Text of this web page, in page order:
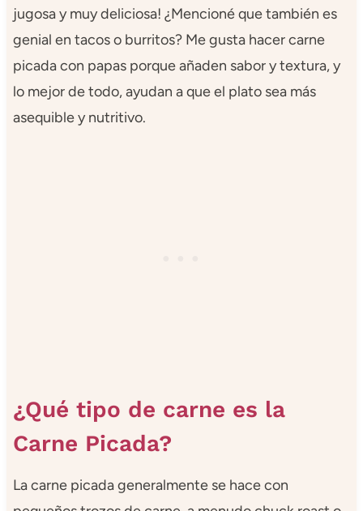
jugosa y muy deliciosa! ¿Mencioné que también es
genial en tacos o burritos? Me gusta hacer carne
picada con papas porque añaden sabor y textura, y
lo mejor de todo, ayudan a que el plato sea más
asequible y nutritivo.
¿Qué tipo de carne es la
Carne Picada?
La carne picada generalmente se hace con